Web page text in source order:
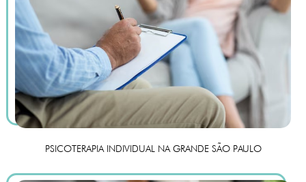
PSICOTERAPIA INDIVIDUAL NA GRANDE SÃO PAULO